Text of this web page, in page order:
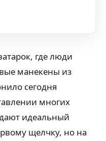
где люди
манекены из
сегодня
многих
идеальный
щелчку, но на